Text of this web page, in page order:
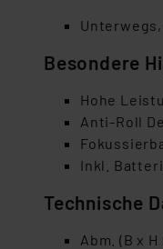
Besondere
Hohe
Anti-Roll
Inkl.
Technische
Abm. (B x H